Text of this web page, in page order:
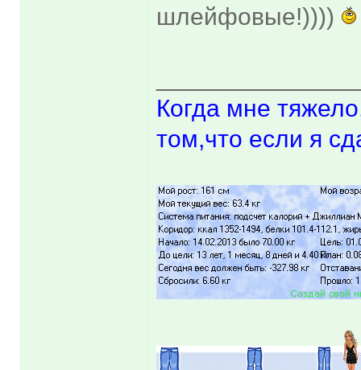
шлейфовые!))))
Когда мне
том,что если я